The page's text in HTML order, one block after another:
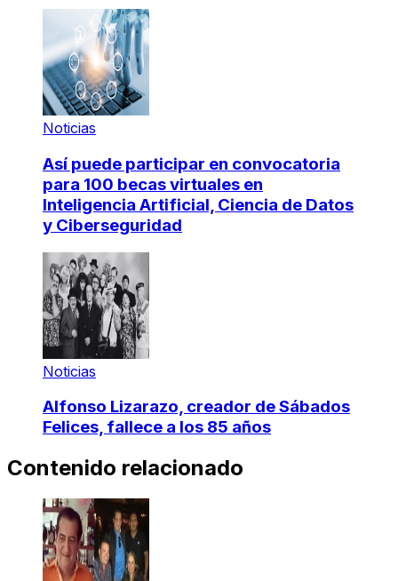
Noticias
Así puede participar en convocatoria
para 100 becas virtuales en
Inteligencia Artificial, Ciencia de Datos
y Ciberseguridad
Noticias
Alfonso Lizarazo, creador de Sábados
Felices, fallece a los 85 años
Contenido relacionado